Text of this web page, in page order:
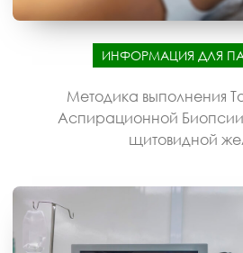
ИНФОРМАЦИЯ ДЛЯ
Методика выполнения
Аспирационной Биопсии
щитовидной